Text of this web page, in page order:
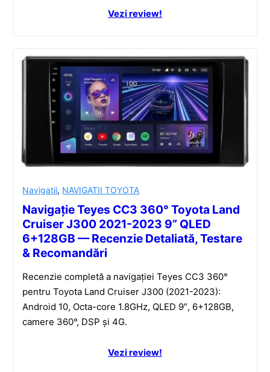
Vezi review!
Navigatii, NAVIGATII TOYOTA
Navigație Teyes CC3 360° Toyota Land
Cruiser J300 2021-2023 9” QLED
6+128GB — Recenzie Detaliată, Testare
& Recomandări
Recenzie completă a navigației Teyes CC3 360°
pentru Toyota Land Cruiser J300 (2021-2023):
Android 10, Octa-core 1.8GHz, QLED 9″, 6+128GB,
camere 360°, DSP și 4G.
Vezi review!